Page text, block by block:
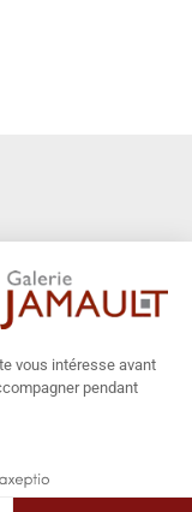
vous intéresse avant
pendant
réservés